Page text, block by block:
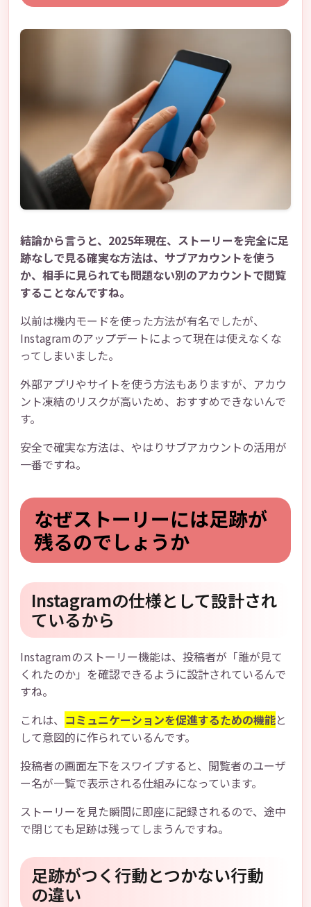
結論から言うと、2025年現在、ストーリーを完全に足
跡なしで見る確実な方法は、サブアカウントを使う
か、相手に見られても問題ない別のアカウントで閲覧
することなんですね。
以前は機内モードを使った方法が有名でしたが、
Instagramのアップデートによって現在は使えなくな
ってしまいました。
外部アプリやサイトを使う方法もありますが、アカウ
ント凍結のリスクが高いため、おすすめできないんで
す。
安全で確実な方法は、やはりサブアカウントの活用が
一番ですね。
なぜストーリーには足跡が
残るのでしょうか
Instagramの仕様として設計され
ているから
Instagramのストーリー機能は、投稿者が「誰が見て
くれたのか」を確認できるように設計されているんで
すね。
これは、 コミュニケーションを促進するための機能と
して意図的に作られているんです。
投稿者の画面左下をスワイプすると、閲覧者のユーザ
ー名が一覧で表示される仕組みになっています。
ストーリーを見た瞬間に即座に記録されるので、途中
で閉じても足跡は残ってしまうんですね。
足跡がつく行動とつかない行動
の違い